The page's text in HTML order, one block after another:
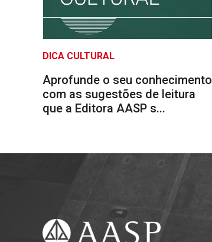
DICA CULTURAL
Aprofunde o seu conhecimento
com as sugestões de leitura
que a Editora AASP s...